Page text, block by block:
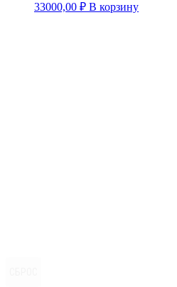
33000,00 ₽ В корзину